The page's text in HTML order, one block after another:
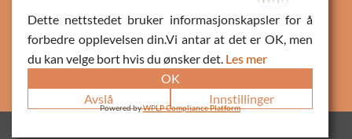
Dette nettstedet bruker informasjonskapsler for å
forbedre opplevelsen din.Vi antar at det er OK, men
du kan velge bort hvis du ønsker det. Les mer
OK
Avslå
Innstillinger
Powered byWPLP Compliance Platform